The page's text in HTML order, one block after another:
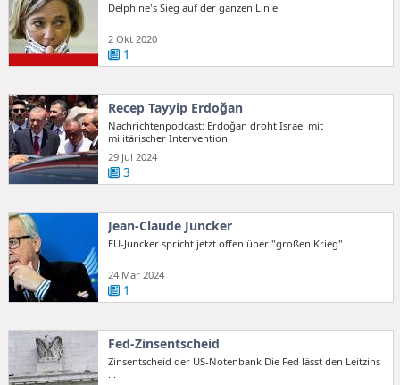
Delphine's Sieg auf der ganzen Linie
2 Okt 2020
1
Recep Tayyip Erdoğan
Nachrichtenpodcast: Erdoğan droht Israel mit
militärischer Intervention
29 Jul 2024
3
Jean-Claude Juncker
EU-Juncker spricht jetzt offen über "großen Krieg"
24 Mär 2024
1
Fed-Zinsentscheid
Zinsentscheid der US-Notenbank Die Fed lässt den Leitzins
...